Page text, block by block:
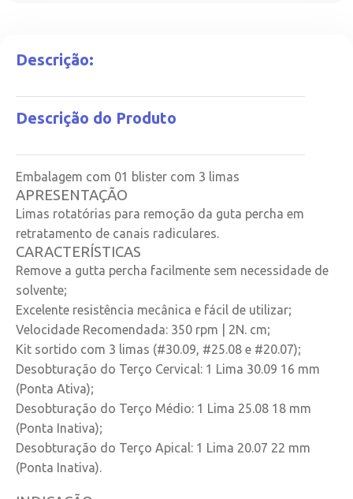
Descrição:
Descrição do Produto
Embalagem com 01 blister com 3 limas
APRESENTAÇÃO
Limas rotatórias para remoção da guta percha em
retratamento de canais radiculares.
CARACTERÍSTICAS
Remove a gutta percha facilmente sem necessidade de
solvente;
Excelente resistência mecânica e fácil de utilizar;
Velocidade Recomendada: 350 rpm | 2N. cm;
Kit sortido com 3 limas (#30.09, #25.08 e #20.07);
Desobturação do Terço Cervical: 1 Lima 30.09 16 mm
(Ponta Ativa);
Desobturação do Terço Médio: 1 Lima 25.08 18 mm
(Ponta Inativa);
Desobturação do Terço Apical: 1 Lima 20.07 22 mm
(Ponta Inativa).